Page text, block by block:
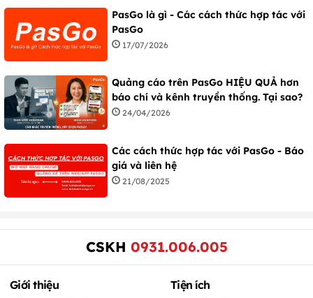
PasGo là gì - Các cách thức hợp tác với
PasGo
17/07/2026
Quảng cáo trên PasGo HIỆU QUẢ hơn
báo chí và kênh truyền thống. Tại sao?
24/04/2026
Các cách thức hợp tác với PasGo - Báo
giá và liên hệ
21/08/2025
CSKH 0931.006.005
Giới thiệu Tiện ích